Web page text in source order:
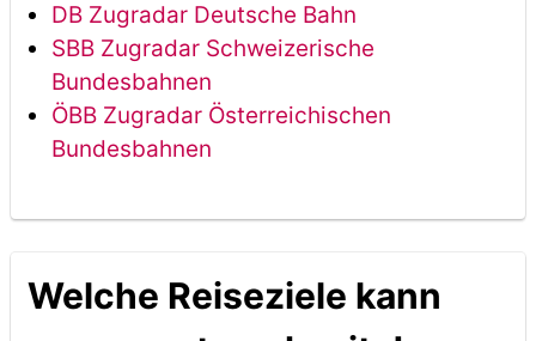
DB Zugradar Deutsche Bahn
SBB Zugradar Schweizerische
Bundesbahnen
ÖBB Zugradar Österreichischen
Bundesbahnen
Welche Reiseziele kann